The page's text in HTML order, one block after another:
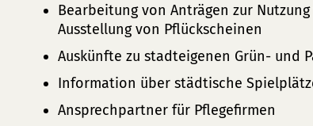
Bearbeitung von Anträgen zur
Ausstellung von Pflückscheinen
Auskünfte zu stadteigenen Grün- und
Information über städtische
Ansprechpartner für Pflegefirmen